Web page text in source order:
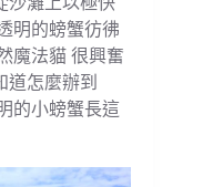
明的螃蟹彷彿
魔法貓 很興奮
道怎麼辦到
的小螃蟹長這